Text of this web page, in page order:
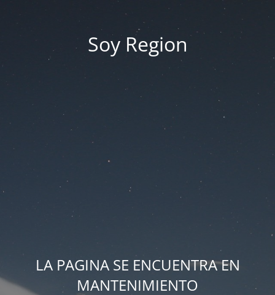
Soy Region
LA PAGINA SE ENCUENTRA EN
MANTENIMIENTO